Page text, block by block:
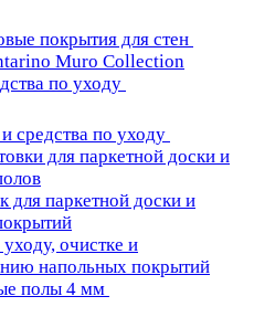
покрытия для стен
Muro Collection
по уходу
средства по уходу
для паркетной доски и
для паркетной доски и
очистке и
напольных покрытий
полы 4 мм